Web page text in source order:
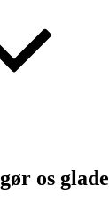
os glade